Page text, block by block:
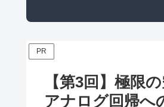
PR
【第3回】極限
アナログ回帰へ